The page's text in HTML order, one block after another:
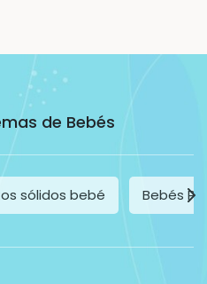
de Bebés
sólidos bebé Bebés